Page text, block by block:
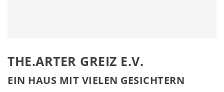
THE.ARTER GREIZ E.V.
EIN HAUS MIT VIELEN GESICHTERN